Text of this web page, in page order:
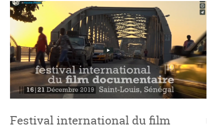
Festival international du film